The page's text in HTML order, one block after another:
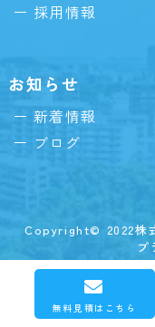
無料見積はこちら
採用情報
お知らせ
新着情報
ブログ
Copyright© 2022株
プ